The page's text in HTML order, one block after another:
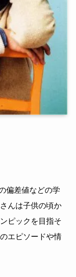
偏差値などの学
んは子供の頃か
ピックを目指そ
エピソードや情